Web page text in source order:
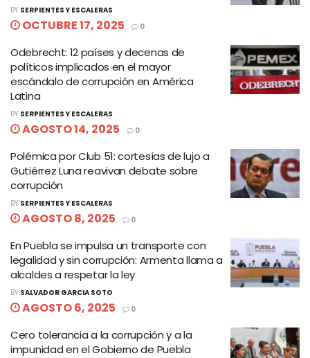
BY SERPIENTES Y ESCALERAS
OCTUBRE 17, 2025 0
Odebrecht: 12 países y decenas de
políticos implicados en el mayor
escándalo de corrupción en América
Latina
BY SERPIENTES Y ESCALERAS
AGOSTO 14, 2025 0
Polémica por Club 51: cortesías de lujo a
Gutiérrez Luna reavivan debate sobre
corrupción
BY SERPIENTES Y ESCALERAS
AGOSTO 8, 2025 0
En Puebla se impulsa un transporte con
legalidad y sin corrupción: Armenta llama a
alcaldes a respetar la ley
BY SALVADOR GARCIA SOTO
AGOSTO 6, 2025 0
Cero tolerancia a la corrupción y a la
impunidad en el Gobierno de Puebla